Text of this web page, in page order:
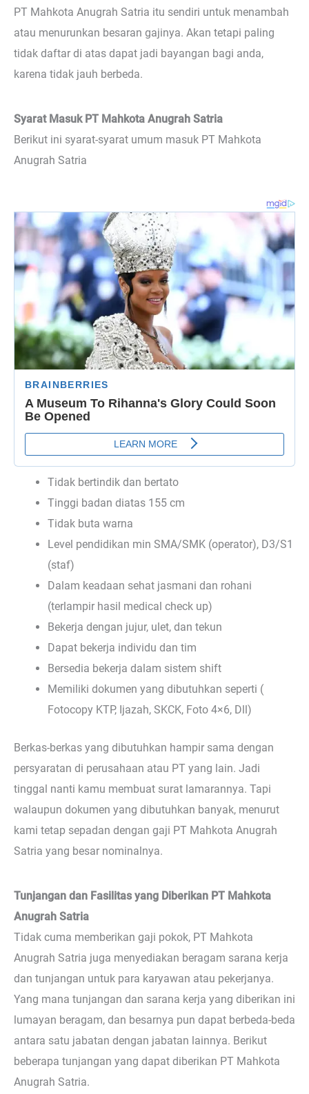
PT Mahkota Anugrah Satria itu sendiri untuk menambah
atau menurunkan besaran gajinya. Akan tetapi paling
tidak daftar di atas dapat jadi bayangan bagi anda,
karena tidak jauh berbeda.
Syarat Masuk PT Mahkota Anugrah Satria
Berikut ini syarat-syarat umum masuk PT Mahkota
Anugrah Satria
Tidak bertindik dan bertato
Tinggi badan diatas 155 cm
Tidak buta warna
Level pendidikan min SMA/SMK (operator), D3/S1
(staf)
Dalam keadaan sehat jasmani dan rohani
(terlampir hasil medical check up)
Bekerja dengan jujur, ulet, dan tekun
Dapat bekerja individu dan tim
Bersedia bekerja dalam sistem shift
Memiliki dokumen yang dibutuhkan seperti (
Fotocopy KTP, Ijazah, SKCK, Foto 4×6, Dll)
Berkas-berkas yang dibutuhkan hampir sama dengan
persyaratan di perusahaan atau PT yang lain. Jadi
tinggal nanti kamu membuat surat lamarannya. Tapi
walaupun dokumen yang dibutuhkan banyak, menurut
kami tetap sepadan dengan gaji PT Mahkota Anugrah
Satria yang besar nominalnya.
Tunjangan dan Fasilitas yang Diberikan PT Mahkota
Anugrah Satria
Tidak cuma memberikan gaji pokok, PT Mahkota
Anugrah Satria juga menyediakan beragam sarana kerja
dan tunjangan untuk para karyawan atau pekerjanya.
Yang mana tunjangan dan sarana kerja yang diberikan ini
lumayan beragam, dan besarnya pun dapat berbeda-beda
antara satu jabatan dengan jabatan lainnya. Berikut
beberapa tunjangan yang dapat diberikan PT Mahkota
Anugrah Satria.